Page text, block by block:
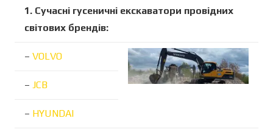
1. Сучасні гусеничні екскаватори провідних
світових брендів:
– VOLVO
– JCB
– HYUNDAI